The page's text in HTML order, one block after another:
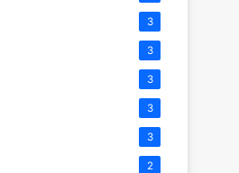
3
3
3
3
3
2